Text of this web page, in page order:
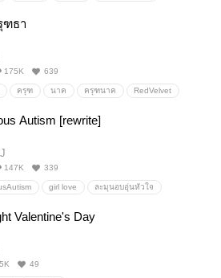
ฑธา
175K 639
ครุฑ นาค ครุฑนาค RedVelvet
Autism [rewrite]
147K 339
girl love ละมุนอบอุ่นหัวใจ
ลี่
Valentine's Day
5K 49